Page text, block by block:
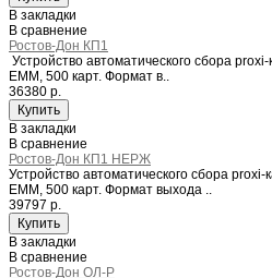
В закладки
В сравнение
Ростов-Дон КП1
Устройство автоматического сбора
EMM, 500 карт. Формат в..
36380 р.
В закладки
В сравнение
Ростов-Дон КП1 НЕРЖ
Устройство автоматического сбора
EMM, 500 карт. Формат выхода ..
39797 р.
В закладки
В сравнение
Ростов-Дон ОЛ-Р